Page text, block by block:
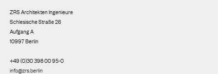
ZRS Architekten Ingenieure
Schlesische Straße 26
Aufgang A
10997 Berlin
+49 (0)30 398 00 95-0
info@zrs.berlin